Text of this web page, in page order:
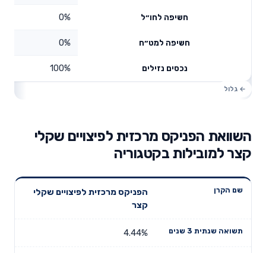
חשיפה לחו״ל 0%
חשיפה למט״ח 0%
נכסים נזילים 100%
השוואת הפניקס מרכזית לפיצויים שקלי
קצר למובילות בקטגוריה
שנתית 3
תשואה
דמי ניהול
הפניקס מרכזית לפיצויים שקלי
קצר
4.44%